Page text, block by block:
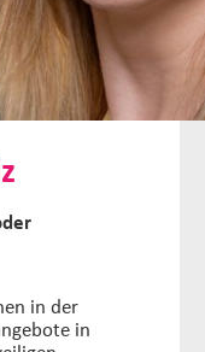
in der
in